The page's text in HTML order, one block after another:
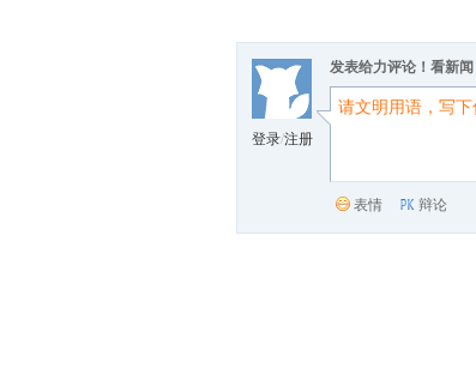
登录/注册
发表给力评论！看新闻
表情 辩论